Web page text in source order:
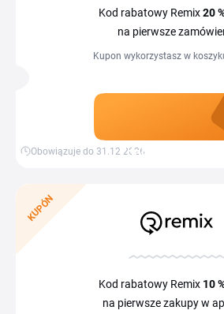
znajdziesz w tym zestawieniu —
pasuje do Twoich zakupów, i
Kod rabatowy Remix20
na pierwsze
Kupon wykorzystasz w
Zdobądź kupon
Obowiązuje do 31.12.2026
KUPÓN
Kod rabatowy Remix 10
na pierwsze zakupy w